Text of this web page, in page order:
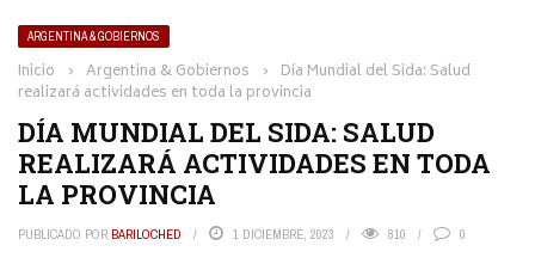
ARGENTINA & GOBIERNOS
Inicio › Argentina & Gobiernos › Día Mundial del Sida: Salud
realizará actividades en toda la provincia
DÍA MUNDIAL DEL SIDA: SALUD
REALIZARÁ ACTIVIDADES EN TODA
LA PROVINCIA
PUBLICADO POR BARILOCHED 1 DICIEMBRE, 2023 810 0